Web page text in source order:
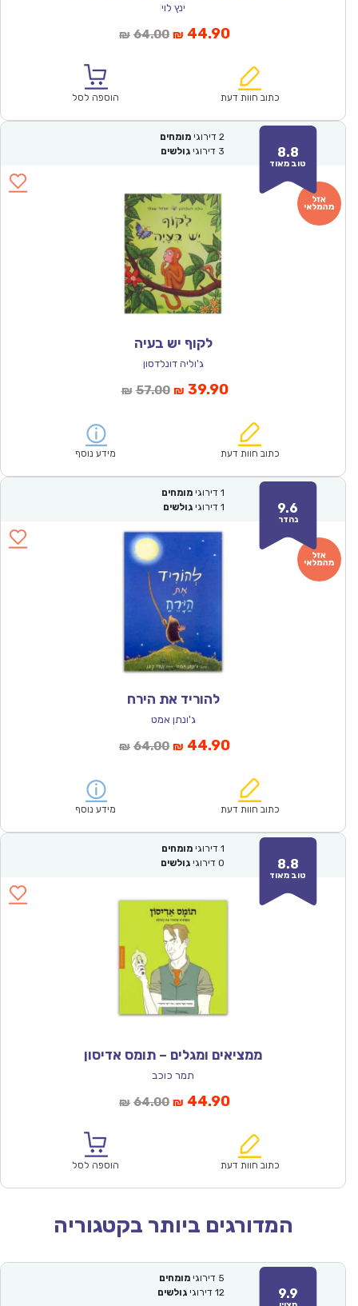
ינץ לוי
₪ 64.00המחיר
₪64.00.
₪ 44.90המחיר
הוא:
כתוב חוות דעת הוספה לסל
8.8
טוב מאוד
2 דירוגי מומחים
3 דירוגי גולשים
לקוף יש בעיה
ג'וליה דונלדסון
₪ 57.00המחיר
₪57.00.
₪ 39.90המחיר
הוא:
כתוב חוות דעת מידע נוסף
9.6
נהדר
1 דירוגי מומחים
1 דירוגי גולשים
להוריד את הירח
ג'ונתן אמט
₪ 64.00המחיר
₪64.00.
₪ 44.90המחיר
הוא:
כתוב חוות דעת מידע נוסף
8.8
טוב מאוד
1 דירוגי מומחים
0 דירוגי גולשים
ממציאים ומגלים – תומס אדיסון
תמר כוכב
₪ 64.00המחיר
₪64.00.
₪ 44.90המחיר
הוא:
כתוב חוות דעת הוספה לסל
המדורגים ביותר בקטגוריה
9.9
5 דירוגי מומחים
12 דירוגי גולשים